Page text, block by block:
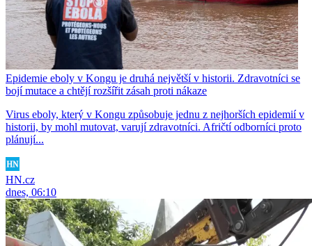
Epidemie eboly v Kongu je druhá největší v historii. Zdravotníci se
bojí mutace a chtějí rozšířit zásah proti nákaze
Virus eboly, který v Kongu způsobuje jednu z nejhorších epidemií v
historii, by mohl mutovat, varují zdravotníci. Afričtí odborníci proto
plánují...
HN.cz
dnes, 06:10